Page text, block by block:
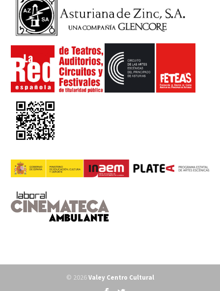
© 2026Valey Centro Cultural